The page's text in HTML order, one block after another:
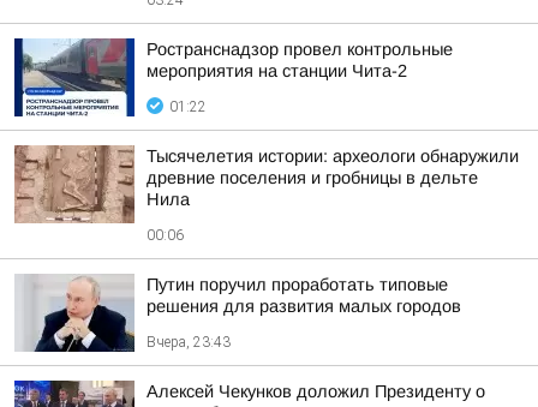
Ространснадзор провел контрольные
мероприятия на станции Чита-2
01:22
Тысячелетия истории: археологи обнаружили
древние поселения и гробницы в дельте
Нила
00:06
Путин поручил проработать типовые
решения для развития малых городов
Вчера, 23:43
Алексей Чекунков доложил Президенту о